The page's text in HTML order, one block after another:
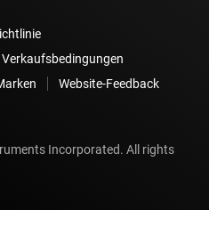
Verkaufsbedingungen
Website-Feedback
Incorporated. All rights